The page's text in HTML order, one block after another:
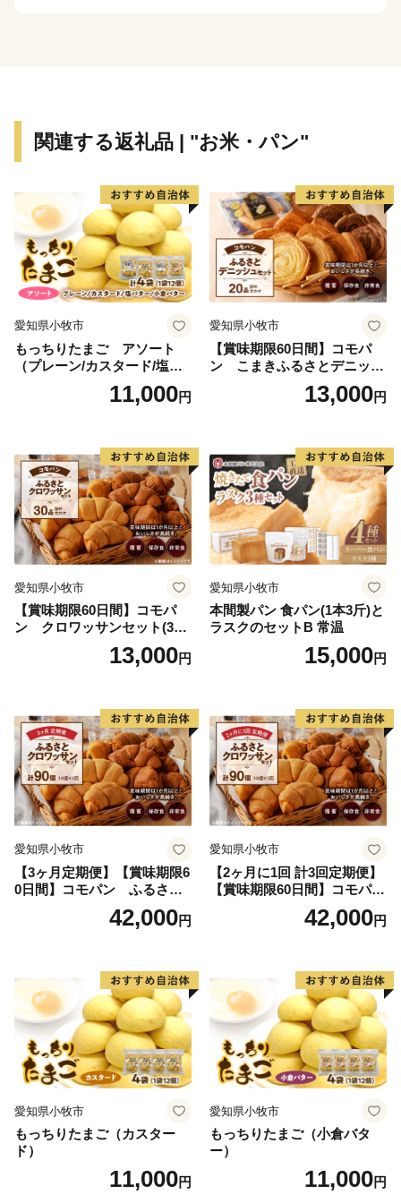
関連する返礼品 | "お米・パン"
愛知県小牧市
もっちりたまご アソート
（プレーン/カスタード/塩バ
ター/小倉バター）11,000円
愛知県小牧市
【賞味期限60日間】コモパ
ン こまきふるさとデニッシ
ュセット（20個入り）／災害
用備蓄 保存食 非常食 防災グ
13,000円
愛知県小牧市
【賞味期限60日間】コモパ
ン クロワッサンセット(30
個入り)／災害用備蓄 保存食
非常食 防災グッズにも
13,000円
愛知県小牧市
本間製パン 食パン(1本3斤)と
ラスクのセットB 常温
15,000円
愛知県小牧市
【3ヶ月定期便】【賞味期限6
0日間】コモパン ふるさと
クロワッサンセット（計90
個）／災害用備蓄 保存食 非
42,000円
愛知県小牧市
【2ヶ月に1回 計3回定期便】
【賞味期限60日間】コモパ
ン ふるさとクロワッサンセ
ット（計90個）／災害用備蓄
42,000円
愛知県小牧市
もっちりたまご（カスター
ド）
11,000円
愛知県小牧市
もっちりたまご（小倉バタ
ー）
11,000円